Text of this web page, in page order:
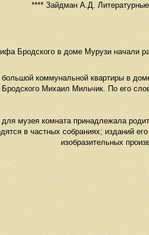
**** Зайдман А.Д.
Бродского в доме Мурузи начали
коммунальной квартиры в
Михаил Мильчик. По его
для музея комната принадлежала
в частных собраниях; изданий
изобразительных